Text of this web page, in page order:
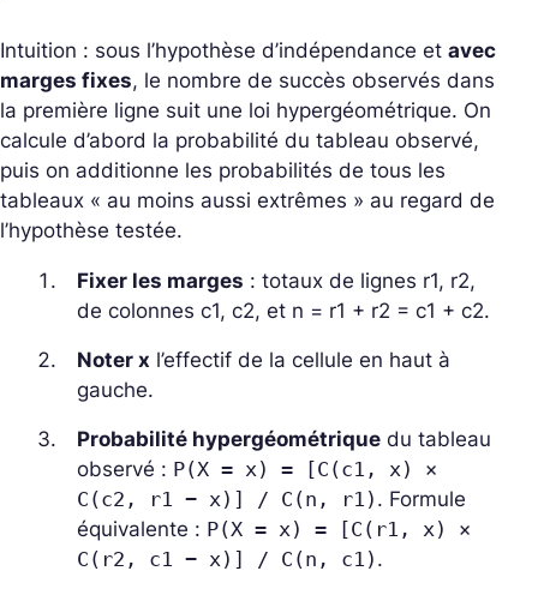
Intuition : sous l’hypothèse d’indépendance et avec
marges fixes, le nombre de succès observés dans
la première ligne suit une loi hypergéométrique. On
calcule d’abord la probabilité du tableau observé,
puis on additionne les probabilités de tous les
tableaux « au moins aussi extrêmes » au regard de
l’hypothèse testée.
Fixer les marges : totaux de lignes r1, r2,
de colonnes c1, c2, et n = r1 + r2 = c1 + c2.
Noter x l’effectif de la cellule en haut à
gauche.
Probabilité hypergéométrique du tableau
observé : P(X = x) = [C(c1, x) ×
C(c2, r1 − x)] / C(n, r1) . Formule
équivalente : P(X = x) = [C(r1, x) ×
C(r2, c1 − x)] / C(n, c1) .